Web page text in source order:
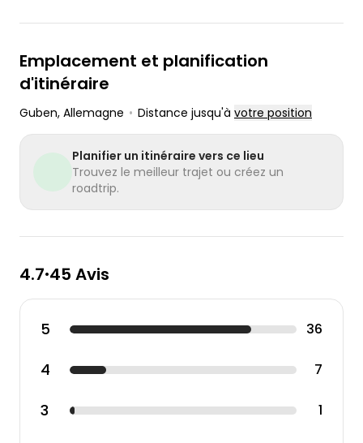
Emplacement et planification
d'itinéraire
Guben, Allemagne • Distance jusqu'à votre position
Planifier un itinéraire vers ce lieu
Trouvez le meilleur trajet ou créez un
roadtrip.
4.7•45 Avis
5 36
4 7
3 1